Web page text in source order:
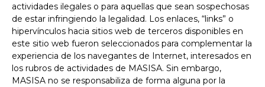
actividades ilegales o para aquellas que sean sospechosas
de estar infringiendo la legalidad. Los enlaces, “links” o
hipervínculos hacia sitios web de terceros disponibles en
este sitio web fueron seleccionados para complementar la
experiencia de los navegantes de Internet, interesados en
los rubros de actividades de MASISA. Sin embargo,
MASISA no se responsabiliza de forma alguna por la